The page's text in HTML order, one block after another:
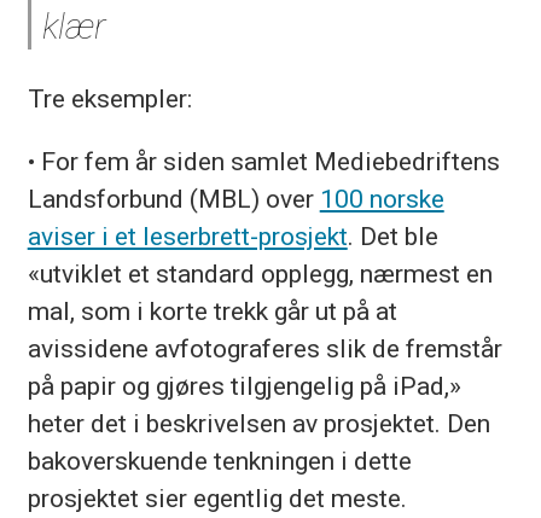
klær
Tre eksempler:
• For fem år siden samlet Mediebedriftens
Landsforbund (MBL) over 100 norske
aviser i et leserbrett-prosjekt. Det ble
«utviklet et standard opplegg, nærmest en
mal, som i korte trekk går ut på at
avissidene avfotograferes slik de fremstår
på papir og gjøres tilgjengelig på iPad,»
heter det i beskrivelsen av prosjektet. Den
bakoverskuende tenkningen i dette
prosjektet sier egentlig det meste.